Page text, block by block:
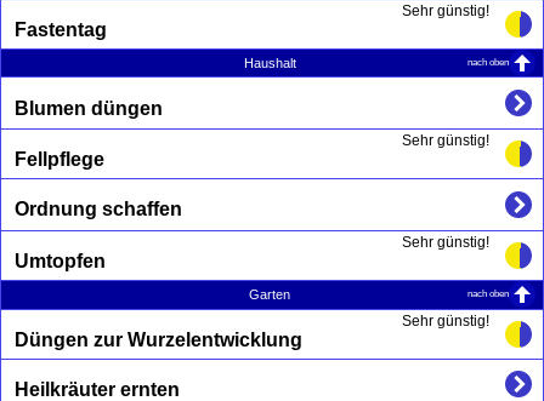
Sehr günstig!
Fastentag
Haushalt nach oben
Blumen düngen
Sehr günstig!
Fellpflege
Ordnung schaffen
Sehr günstig!
Umtopfen
Garten nach oben
Sehr günstig!
Düngen zur Wurzelentwicklung
Heilkräuter ernten